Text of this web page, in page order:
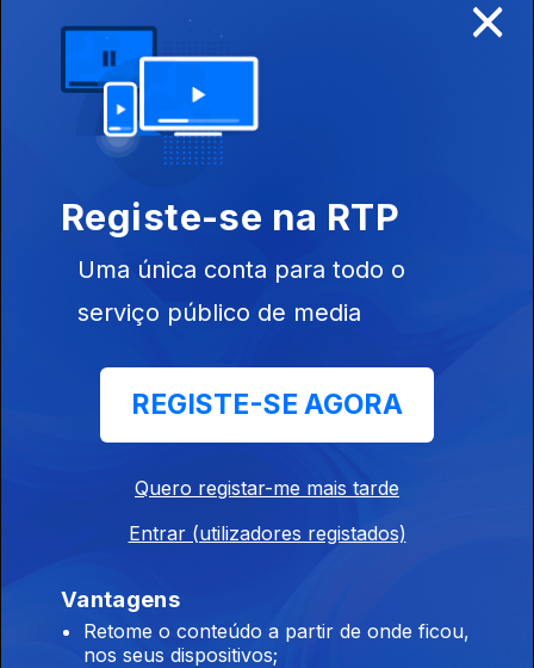
A Viagem do
Virginal
Registe-se na RTP
Uma única conta para todo o
serviço público de media
REGISTE-SE AGORA
Quero registar-me mais tarde
Entrar (utilizadores registados)
Vantagens
Retome o conteúdo a partir de onde ficou,
nos seus dispositivos;